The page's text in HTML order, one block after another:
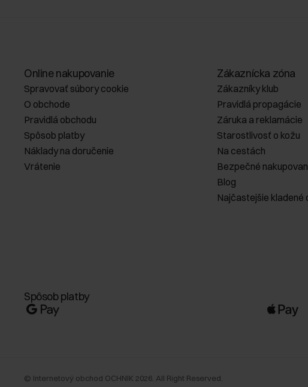
Online nakupovanie
Spravovať súbory cookie
O obchode
Pravidlá obchodu
Spôsob platby
Náklady na doručenie
Vrátenie
Zákaznícka zóna
Zákazníky klub
Pravidlá propagácie
Záruka a reklamácie
Starostlivosť o kožu
Na cestách
Bezpečné
Blog
Najčastejšie kladené
Spôsob platby
© Internetový obchod OCHNIK 2026 . All Right Reserved.